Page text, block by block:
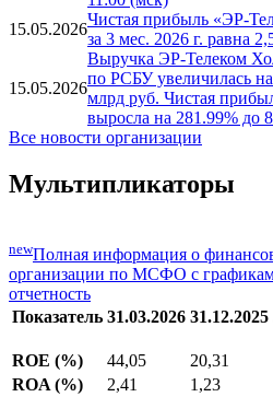
15.05.2026
Чистая прибыль «ЭР-
за 3 мес. 2026 г. равна
15.05.2026
Выручка ЭР-Телеком
по РСБУ увеличилась
млрд руб. Чистая
выросла на 281.99% до
Все новости организации
Мультипликаторы
newПолная информация о
организации по МСФО с
отчетность
Показатель 31.03.2026 31.12.2025
ROE (%) 44,05 20,31
ROA (%)
2,41 1,23